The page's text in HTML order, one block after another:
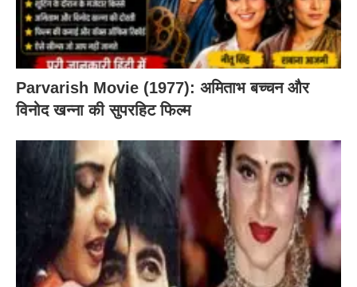
Parvarish Movie (1977): अमिताभ बच्चन और
विनोद खन्ना की सुपरहिट फिल्म